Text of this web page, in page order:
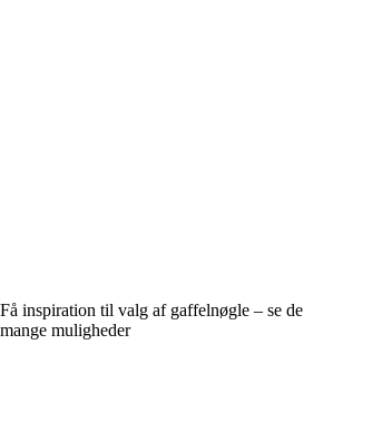
Få inspiration til valg af gaffelnøgle – se de
mange muligheder